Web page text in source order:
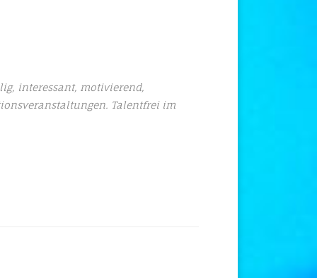
interessant, motivierend,
Talentfrei im